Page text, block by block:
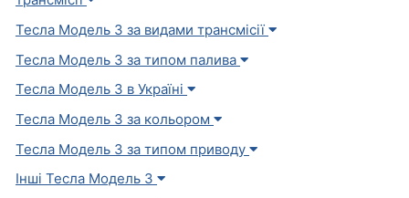
Тесла Модель 3 за видами трансмісії
Тесла Модель 3 за типом палива
Тесла Модель 3 в Україні
Тесла Модель 3 за кольором
Тесла Модель 3 за типом приводу
Інші Тесла Модель 3